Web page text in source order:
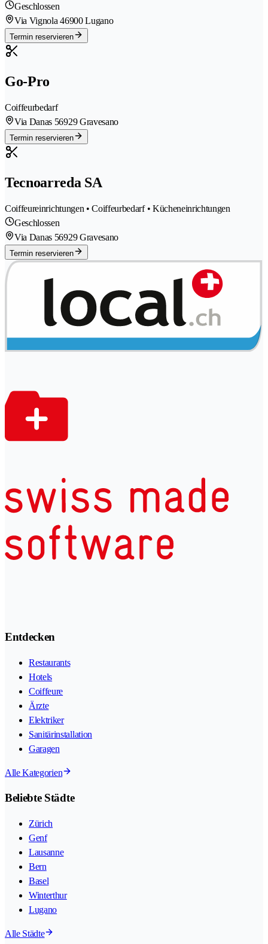
Geschlossen
Via Vignola 46900 Lugano
Termin reservieren
Go-Pro
Coiffeurbedarf
Via Danas 56929 Gravesano
Termin reservieren
Tecnoarreda SA
Coiffeureinrichtungen • Coiffeurbedarf • Kücheneinrichtungen
Geschlossen
Via Danas 56929 Gravesano
Termin reservieren
Entdecken
Restaurants
Hotels
Coiffeure
Ärzte
Elektriker
Sanitärinstallation
Garagen
Alle Kategorien
Beliebte Städte
Zürich
Genf
Lausanne
Bern
Basel
Winterthur
Lugano
Alle Städte